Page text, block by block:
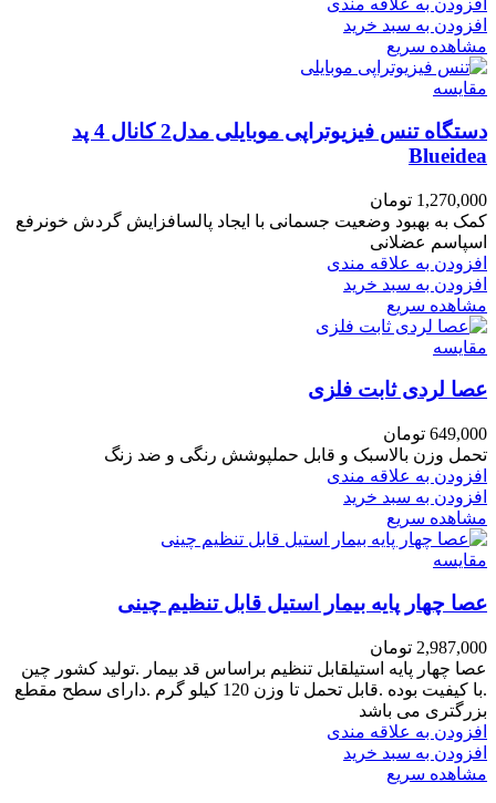
افزودن به علاقه مندی
افزودن به سبد خرید
مشاهده سریع
مقایسه
دستگاه تنس فیزیوتراپی موبایلی مدل2 کانال 4 پد
Blueidea
1,270,000 تومان
کمک به بهبود وضعیت جسمانی با ایجاد پالسافزایش گردش خونرفع
اسپاسم عضلانی
افزودن به علاقه مندی
افزودن به سبد خرید
مشاهده سریع
مقایسه
عصا لردی ثابت فلزی
649,000 تومان
تحمل وزن بالاسبک و قابل حملپوشش رنگی و ضد زنگ
افزودن به علاقه مندی
افزودن به سبد خرید
مشاهده سریع
مقایسه
عصا چهار پایه بیمار استیل قابل تنظیم چینی
2,987,000 تومان
عصا چهار پایه استیلقابل تنظیم براساس قد بیمار .تولید کشور چین
.با کیفیت بوده .قابل تحمل تا وزن 120 کیلو گرم .دارای سطح مقطع
بزرگتری می باشد
افزودن به علاقه مندی
افزودن به سبد خرید
مشاهده سریع